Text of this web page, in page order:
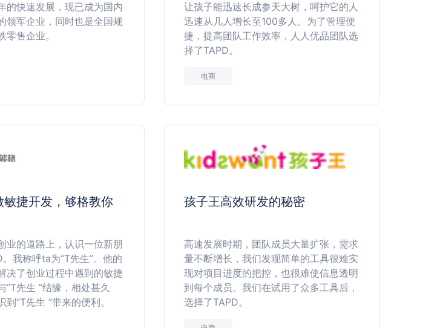
的快速发展，现已成为国内
领军企业，同时也是全国规
零售企业。
让孩子能迅速长成参天大树，呵护它的人
迅速从几人增长至100多人。为了管理便
捷，提高团队工作效率，人人优品团队选
择了TAPD。
电商
敏捷开发，够格教你
业的道路上，认识一位新朋
我称呼ta为“T先生”。他的
决了创业过程中遇到的敏捷
“T先生 ”结缘，相处甚久
到“T先生 ”带来的便利。
孩子王高效研发的秘密
高速发展时期，团队成员大量扩张，需求
量不断增长，我们发现简单的工具很难实
现对项目进度的把控，也很难使信息透明
到每个成员。我们在试用了众多工具后，
选择了TAPD。